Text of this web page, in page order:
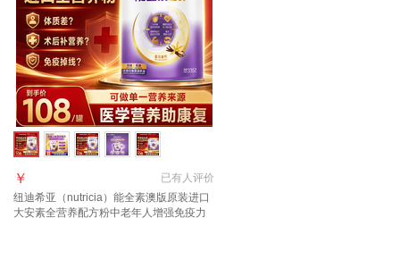
已有人评价
￥
纽迪希亚（nutricia）能全素澳版原装进口
大安素全营养配方粉中老年人增强免疫力